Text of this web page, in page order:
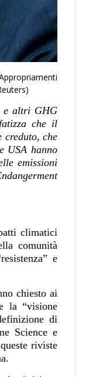
e altri GHG
che il
creduto, che
USA hanno
emissioni
climatici
comunità
e
chiesto ai
la “visione
di
Science e
riviste